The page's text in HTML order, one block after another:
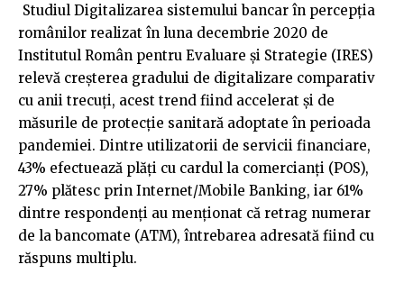
Studiul Digitalizarea sistemului bancar în percepția
românilor realizat în luna decembrie 2020 de
Institutul Român pentru Evaluare și Strategie (IRES)
relevă creșterea gradului de digitalizare comparativ
cu anii trecuți, acest trend fiind accelerat și de
măsurile de protecție sanitară adoptate în perioada
pandemiei. Dintre utilizatorii de servicii financiare,
43% efectuează plăți cu cardul la comercianți (POS),
27% plătesc prin Internet/Mobile Banking, iar 61%
dintre respondenți au menționat că retrag numerar
de la bancomate (ATM), întrebarea adresată fiind cu
răspuns multiplu.